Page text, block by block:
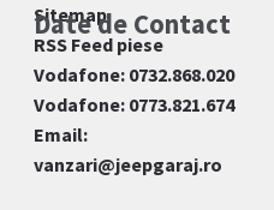
Sitemap
RSS Feed piese
Date de Contact
Vodafone: 0732.868.020
Vodafone: 0773.821.674
Email:
vanzari@jeepgaraj.ro